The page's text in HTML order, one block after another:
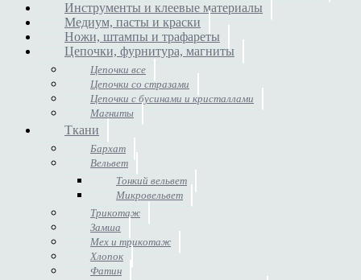
Инструменты и клеевые материалы
Медиум, пасты и краски
Ножи, штампы и трафареты
Цепочки, фурнитура, магниты
Цепочки все
Цепочки со стразами
Цепочки с бусинами и кристаллами
Магниты
Ткани
Бархат
Вельвет
Тонкий вельвет
Микровельвет
Трикотаж
Замша
Мех и трикотаж
Хлопок
Фатин